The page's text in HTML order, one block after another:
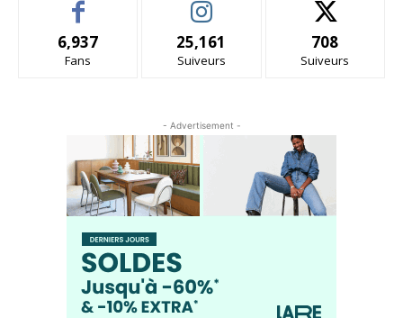
6,937
Fans
25,161
Suiveurs
708
Suiveurs
- Advertisement -